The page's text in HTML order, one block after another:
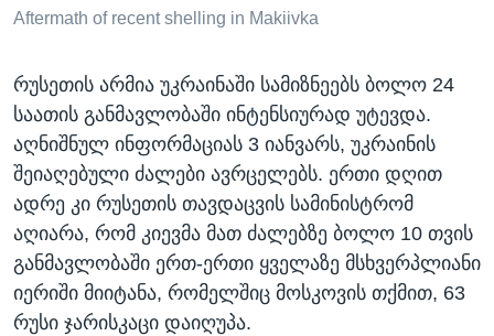
ᲙᲣᲚᲢᲣᲠᲐ
ᲓᲔᲖᲘᲜᲤᲝᲠᲛᲐᲪᲘᲐ
Aftermath of recent shelling in Makiivka
რუსეთის არმია უკრაინაში სამიზნეებს ბოლო 24
საათის განმავლობაში ინტენსიურად უტევდა.
აღნიშნულ ინფორმაციას 3 იანვარს, უკრაინის
შეიაღებული ძალები ავრცელებს. ერთი დღით
ადრე კი რუსეთის თავდაცვის სამინისტრომ
აღიარა, რომ კიევმა მათ ძალებზე ბოლო 10 თვის
განმავლობაში ერთ-ერთი ყველაზე მსხვერპლიანი
იერიში მიიტანა, რომელშიც მოსკოვის თქმით, 63
რუსი ჯარისკაცი დაიღუპა.